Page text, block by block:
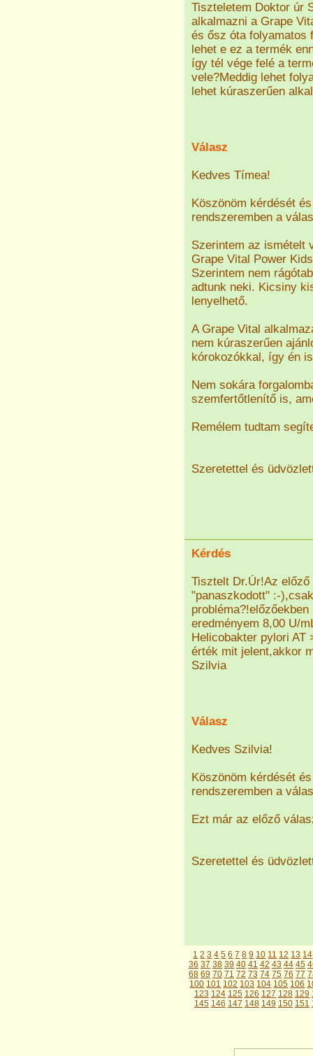
Tiszteletem Doktor úr
alkalmazni a Grape
és ősz óta folyamatos
lehet e ez a termék
így tél vége felé a
vele?Meddig lehet
lehet kúraszerűen
Válasz
Kedves Tímea!
Köszönöm kérdését
rendszeremben a
Szerintem az ismételt
Grape Vital Power
Szerintem nem
adtunk neki. Kicsiny
lenyelhető.
A Grape Vital
nem kúraszerűen
kórokozókkal, így én
Nem sokára
szemfertőtlenítő is,
Remélem tudtam
Szeretettel és
Kérdés
Tisztelt Dr.Úr!Az
"panaszkodott" :-
eredményem 8,00 U/
Helicobakter pylori AT
érték mit jelent,akkor
Szilvia
Válasz
Kedves Szilvia!
Köszönöm kérdését
rendszeremben a
Ezt már az előző
Szeretettel és
1 2 3 4 5 6 7 8 9 10 11 12 13 14
36 37 38 39 40 41 42 43 44 45
68 69 70 71 72 73 74 75 76 77
100 101 102 103 104 105 106
123 124 125 126 127 128 129
145 146 147 148 149 150 151